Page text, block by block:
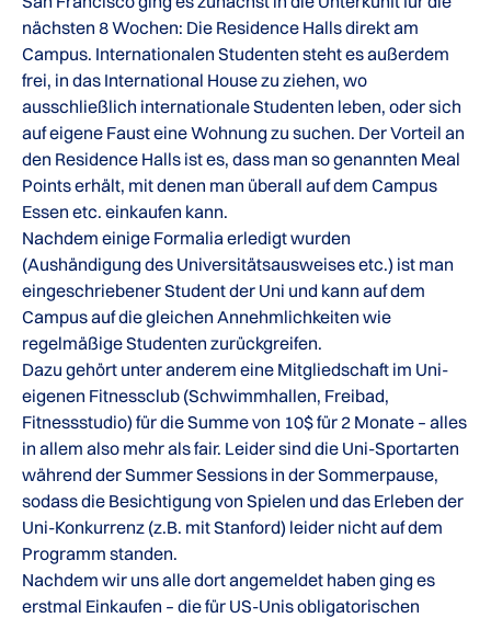
nächsten 8 Wochen: Die Residence Halls direkt am
Campus. Internationalen Studenten steht es außerdem
frei, in das International House zu ziehen, wo
ausschließlich internationale Studenten leben, oder sich
auf eigene Faust eine Wohnung zu suchen. Der Vorteil an
den Residence Halls ist es, dass man so genannten Meal
Points erhält, mit denen man überall auf dem Campus
Essen etc. einkaufen kann.
Nachdem einige Formalia erledigt wurden
(Aushändigung des Universitätsausweises etc.) ist man
eingeschriebener Student der Uni und kann auf dem
Campus auf die gleichen Annehmlichkeiten wie
regelmäßige Studenten zurückgreifen.
Dazu gehört unter anderem eine Mitgliedschaft im Uni-
eigenen Fitnessclub (Schwimmhallen, Freibad,
Fitnessstudio) für die Summe von 10$ für 2 Monate – alles
in allem also mehr als fair. Leider sind die Uni-Sportarten
während der Summer Sessions in der Sommerpause,
sodass die Besichtigung von Spielen und das Erleben der
Uni-Konkurrenz (z.B. mit Stanford) leider nicht auf dem
Programm standen.
Nachdem wir uns alle dort angemeldet haben ging es
erstmal Einkaufen – die für US-Unis obligatorischen